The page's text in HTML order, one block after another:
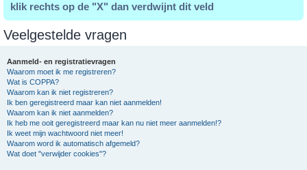
klik rechts op de "X" dan verdwijnt dit veld
Veelgestelde vragen
Aanmeld- en registratievragen
Waarom moet ik me registreren?
Wat is COPPA?
Waarom kan ik niet registreren?
Ik ben geregistreerd maar kan niet aanmelden!
Waarom kan ik niet aanmelden?
Ik heb me ooit geregistreerd maar kan nu niet meer aanmelden!?
Ik weet mijn wachtwoord niet meer!
Waarom word ik automatisch afgemeld?
Wat doet "verwijder cookies"?